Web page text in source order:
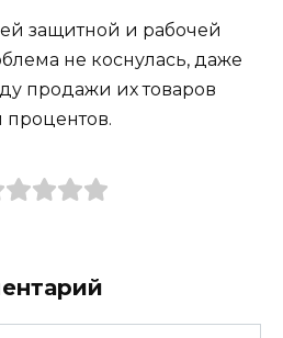
защитной и рабочей
не коснулась, даже
продажи их товаров
процентов.